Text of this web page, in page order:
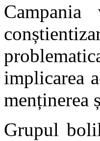
implicarea
menținerea
Grupul